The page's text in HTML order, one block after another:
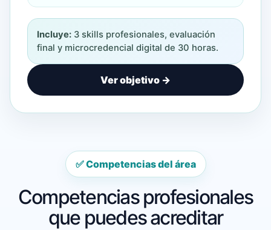
Incluye: 3 skills profesionales, evaluación
final y microcredencial digital de 30 horas.
Ver objetivo →
✅ Competencias del área
Competencias profesionales
que puedes acreditar